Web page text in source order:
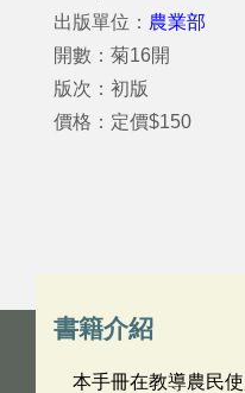
出版單位： 農業部
開數：菊16開
版次：初版
價格：定價$150
書籍介紹
本手冊在教導農民